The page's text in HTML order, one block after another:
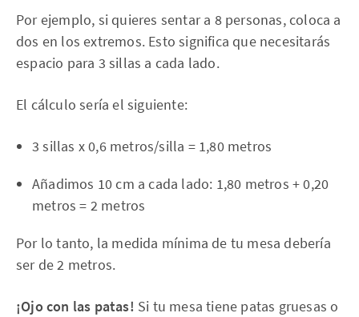
Por ejemplo, si quieres sentar a 8 personas, coloca a
dos en los extremos. Esto significa que necesitarás
espacio para 3 sillas a cada lado.
El cálculo sería el siguiente:
3 sillas x 0,6 metros/silla = 1,80 metros
Añadimos 10 cm a cada lado: 1,80 metros + 0,20
metros = 2 metros
Por lo tanto, la medida mínima de tu mesa debería
ser de 2 metros.
¡Ojo con las patas! Si tu mesa tiene patas gruesas o